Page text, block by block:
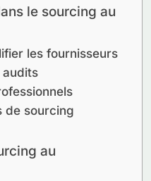
le sourcing au
les fournisseurs
audits
de sourcing
au